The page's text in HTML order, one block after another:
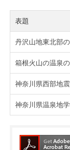
表題
丹沢山地東北部
箱根火山の温泉
神奈川県西部地
神奈川県温泉地